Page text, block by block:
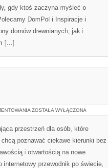
gdy ktoś zaczyna myśleć o
DomPol i Inspiracje i
domów drewnianych, jak i
[…]
MALEZJA
ZOSTAŁA WYŁĄCZONA
przestrzeń dla osób, które
poznawać ciekawe kierunki bez
i otwartością na nowe
internetowy przewodnik po świecie,